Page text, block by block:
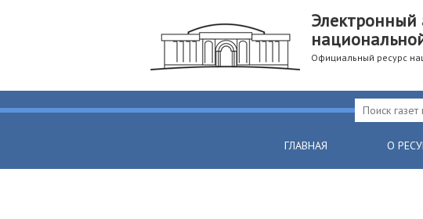
Электронный
Официальный ресурс
ГЛАВНАЯ О